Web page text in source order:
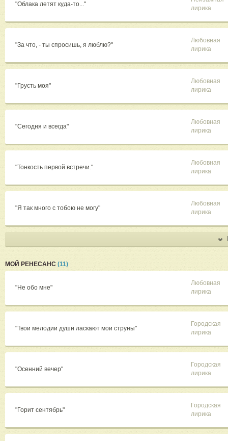
"Облака летят куда-то..."
лирика
"За что, - ты спросишь, я люблю?"
Любовная
лирика
"Грусть моя"
Любовная
лирика
"Сегодня и всегда"
Любовная
лирика
"Тонкость первой встречи."
Любовная
лирика
"Я так много с тобою не могу"
Любовная
лирика
МОЙ РЕНЕСАНС (11)
"Не обо мне"
Любовная
лирика
"Твои мелодии души ласкают мои струны"
Городская
лирика
"Осенний вечер"
Городская
лирика
"Горит сентябрь"
Городская
лирика